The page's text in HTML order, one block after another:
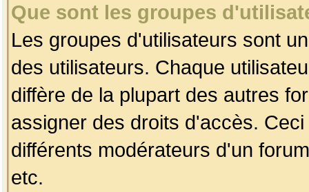
Que sont les groupes
Les groupes d'utilisateurs sont
des utilisateurs. Chaque
diffère de la plupart des autres
assigner des droits d'accès.
différents modérateurs d'un
etc.